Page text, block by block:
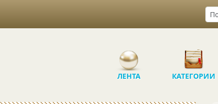
ЛЕНТА КАТЕГОРИИ